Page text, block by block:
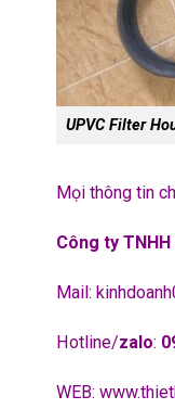
UPVC Filter
Mọi thông tin
Công ty
Mail:
Hotline/zalo:
WEB: